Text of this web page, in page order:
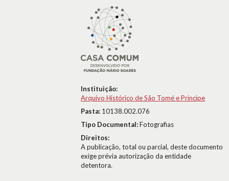
Instituição:
Arquivo Histórico de São Tomé e Príncipe
Pasta: 10138.002.076
Tipo Documental:Fotografias
Direitos:
A publicação, total ou parcial, deste documento
exige prévia autorização da entidade
detentora.